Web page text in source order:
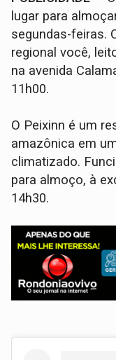
lugar para
segundas-feiras.
regional você,
na avenida
11h00.
O Peixinn é um
amazônica em
climatizado.
para almoço, à
14h30.